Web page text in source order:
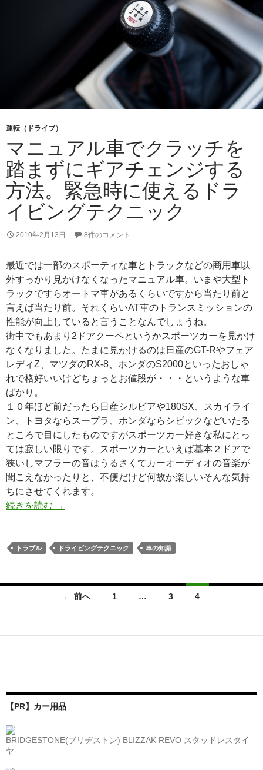
運転（ドライブ）
マニュアル車でクラッチを
踏まずにギアチェンジする
方法。緊急時に使えるドラ
イビングテクニック
2010年2月13日 8件のコメント
最近では一部のスポーティな車とトラックなどの商用車以
外すっかり見かけなくなったマニュアル車。いまや大型ト
ラックですらオートマ車があるくらいですから当たり前と
言えば当たり前。それくらいAT車のトランスミッションの
性能が向上していると言うことなんでしょうね。
街中でもあまり2ドアクーペというかスポーツカーを見かけ
なくなりました。たまに見かけるのは日産のGT-Rやフェア
レディZ、マツダのRX-8、ホンダのS2000といったおしゃ
れで格好いいけどちょっとお値段が・・・というような車
ばかり。
１０年ほど前だったら日産シルビアや180SX、スカイライ
ン、トヨタならスープラ、ホンダならシビックなどいたる
ところで目にしたものですがスポーツカー好きな私にとっ
ては寂しい限りです。スポーツカーといえば基本２ドアで
狭いしマフラーの音はうるさくてカーオーディオの音楽が
聞こえなかったりと、不便だけど何故か楽しいそんな気持
ちにさせてくれます。
続きを読む →
トラブル ドライビングテクニック 車の知識
ナ
ー
ョ
ン
← 前へ 1 … 3 4
【PR】カー用品
BRIDGESTONE(ブリヂストン) BLIZZAK REVO スタッドレスタイ
ヤ